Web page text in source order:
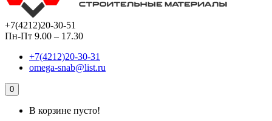
+7(4212)20-30-51
Пн-Пт 9.00 – 17.30
+7(4212)20-30-31
omega-snab@list.ru
0
В корзине пусто!